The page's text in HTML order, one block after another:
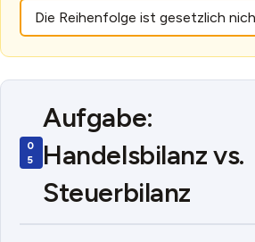
Die Reihenfolge ist gesetzlich
Aufgabe:
Handelsbilanz vs.
Steuerbilanz